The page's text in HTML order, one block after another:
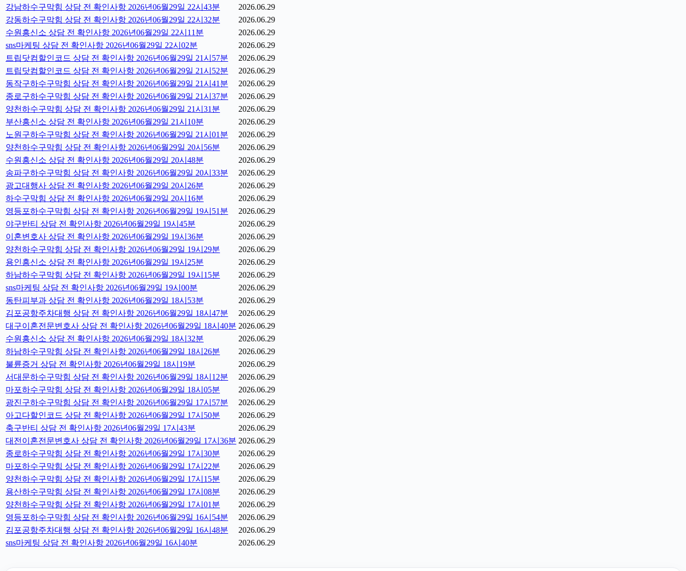
강남하수구막힘 상담 전 확인사항 2026년06월29일 22시43분
2026.06.29
강동하수구막힘 상담 전 확인사항 2026년06월29일 22시32분
2026.06.29
수원흥신소 상담 전 확인사항 2026년06월29일 22시11분
2026.06.29
sns마케팅 상담 전 확인사항 2026년06월29일 22시02분
2026.06.29
트립닷컴할인코드 상담 전 확인사항 2026년06월29일 21시57분
2026.06.29
트립닷컴할인코드 상담 전 확인사항 2026년06월29일 21시52분
2026.06.29
동작구하수구막힘 상담 전 확인사항 2026년06월29일 21시41분
2026.06.29
종로구하수구막힘 상담 전 확인사항 2026년06월29일 21시37분
2026.06.29
양천하수구막힘 상담 전 확인사항 2026년06월29일 21시31분
2026.06.29
부산흥신소 상담 전 확인사항 2026년06월29일 21시10분
2026.06.29
노원구하수구막힘 상담 전 확인사항 2026년06월29일 21시01분
2026.06.29
양천하수구막힘 상담 전 확인사항 2026년06월29일 20시56분
2026.06.29
수원흥신소 상담 전 확인사항 2026년06월29일 20시48분
2026.06.29
송파구하수구막힘 상담 전 확인사항 2026년06월29일 20시33분
2026.06.29
광고대행사 상담 전 확인사항 2026년06월29일 20시26분
2026.06.29
하수구막힘 상담 전 확인사항 2026년06월29일 20시16분
2026.06.29
영등포하수구막힘 상담 전 확인사항 2026년06월29일 19시51분
2026.06.29
야구반티 상담 전 확인사항 2026년06월29일 19시45분
2026.06.29
이혼변호사 상담 전 확인사항 2026년06월29일 19시36분
2026.06.29
양천하수구막힘 상담 전 확인사항 2026년06월29일 19시29분
2026.06.29
용인흥신소 상담 전 확인사항 2026년06월29일 19시25분
2026.06.29
하남하수구막힘 상담 전 확인사항 2026년06월29일 19시15분
2026.06.29
sns마케팅 상담 전 확인사항 2026년06월29일 19시00분
2026.06.29
동탄피부과 상담 전 확인사항 2026년06월29일 18시53분
2026.06.29
김포공항주차대행 상담 전 확인사항 2026년06월29일 18시47분
2026.06.29
대구이혼전문변호사 상담 전 확인사항 2026년06월29일 18시40분 2026.06.29
수원흥신소 상담 전 확인사항 2026년06월29일 18시32분
2026.06.29
하남하수구막힘 상담 전 확인사항 2026년06월29일 18시26분
2026.06.29
불륜증거 상담 전 확인사항 2026년06월29일 18시19분
2026.06.29
서대문하수구막힘 상담 전 확인사항 2026년06월29일 18시12분
2026.06.29
마포하수구막힘 상담 전 확인사항 2026년06월29일 18시05분
2026.06.29
광진구하수구막힘 상담 전 확인사항 2026년06월29일 17시57분
2026.06.29
아고다할인코드 상담 전 확인사항 2026년06월29일 17시50분
2026.06.29
축구반티 상담 전 확인사항 2026년06월29일 17시43분
2026.06.29
대전이혼전문변호사 상담 전 확인사항 2026년06월29일 17시36분 2026.06.29
종로하수구막힘 상담 전 확인사항 2026년06월29일 17시30분
2026.06.29
마포하수구막힘 상담 전 확인사항 2026년06월29일 17시22분
2026.06.29
양천하수구막힘 상담 전 확인사항 2026년06월29일 17시15분
2026.06.29
용산하수구막힘 상담 전 확인사항 2026년06월29일 17시08분
2026.06.29
양천하수구막힘 상담 전 확인사항 2026년06월29일 17시01분
2026.06.29
영등포하수구막힘 상담 전 확인사항 2026년06월29일 16시54분
2026.06.29
김포공항주차대행 상담 전 확인사항 2026년06월29일 16시48분
2026.06.29
sns마케팅 상담 전 확인사항 2026년06월29일 16시40분
2026.06.29